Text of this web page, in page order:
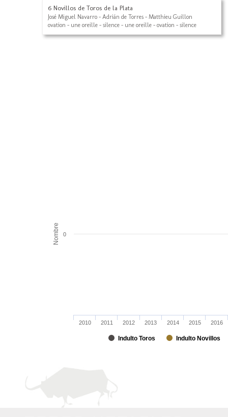
6 Novillos de Toros de la Plata
José Miguel Navarro - Adrián de Torres - Matthieu Guillon
ovation - une oreille - silence - une oreille - ovation - silence
Nombre
Indulto Toros Indulto Novillos
2010 2011 2012 2013 2014 2015 2016
0